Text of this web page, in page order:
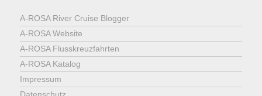
A-ROSA River Cruise Blogger
A-ROSA Website
A-ROSA Flusskreuzfahrten
A-ROSA Katalog
Impressum
Datenschutz